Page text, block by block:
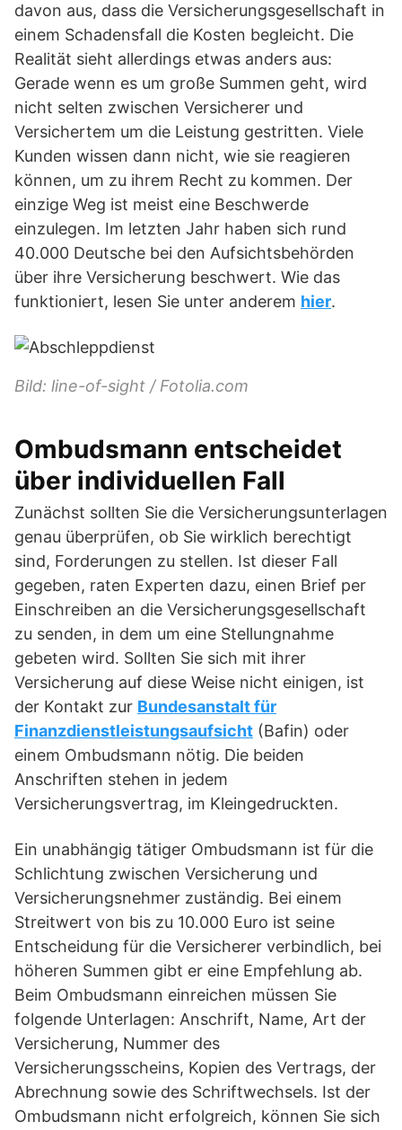
davon aus, dass die Versicherungsgesellschaft in
einem Schadensfall die Kosten begleicht. Die
Realität sieht allerdings etwas anders aus:
Gerade wenn es um große Summen geht, wird
nicht selten zwischen Versicherer und
Versichertem um die Leistung gestritten. Viele
Kunden wissen dann nicht, wie sie reagieren
können, um zu ihrem Recht zu kommen. Der
einzige Weg ist meist eine Beschwerde
einzulegen. Im letzten Jahr haben sich rund
40.000 Deutsche bei den Aufsichtsbehörden
über ihre Versicherung beschwert. Wie das
funktioniert, lesen Sie unter anderem hier.
Bild: line-of-sight / Fotolia.com
Ombudsmann entscheidet
über individuellen Fall
Zunächst sollten Sie die Versicherungsunterlagen
genau überprüfen, ob Sie wirklich berechtigt
sind, Forderungen zu stellen. Ist dieser Fall
gegeben, raten Experten dazu, einen Brief per
Einschreiben an die Versicherungsgesellschaft
zu senden, in dem um eine Stellungnahme
gebeten wird. Sollten Sie sich mit ihrer
Versicherung auf diese Weise nicht einigen, ist
der Kontakt zur Bundesanstalt für
Finanzdienstleistungsaufsicht (Bafin) oder
einem Ombudsmann nötig. Die beiden
Anschriften stehen in jedem
Versicherungsvertrag, im Kleingedruckten.
Ein unabhängig tätiger Ombudsmann ist für die
Schlichtung zwischen Versicherung und
Versicherungsnehmer zuständig. Bei einem
Streitwert von bis zu 10.000 Euro ist seine
Entscheidung für die Versicherer verbindlich, bei
höheren Summen gibt er eine Empfehlung ab.
Beim Ombudsmann einreichen müssen Sie
folgende Unterlagen: Anschrift, Name, Art der
Versicherung, Nummer des
Versicherungsscheins, Kopien des Vertrags, der
Abrechnung sowie des Schriftwechsels. Ist der
Ombudsmann nicht erfolgreich, können Sie sich